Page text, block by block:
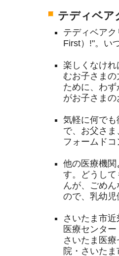
テディベア
テディベア
First）!"。い
楽しくなけ
むお子さま
ために、わ
がお子さま
気軽に何で
で、お父さ
フォームド
他の医療機
す。どうし
んが、ごめ
ので、乳幼
さいたま市
医療センタ
さいたま医
院・さいた